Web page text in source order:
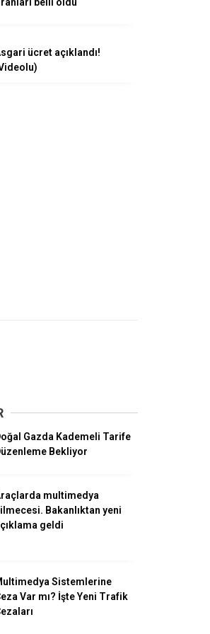
ücret açıklandı!
Gazda Kademeli Tarife
Bekliyor
multimedya
Bakanlıktan yeni
geldi
Sistemlerine
Var mı? İşte Yeni Trafik